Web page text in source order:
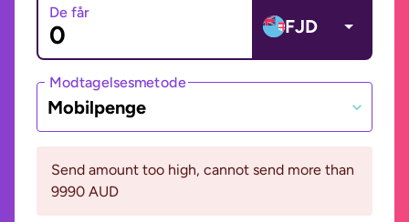
De får
FJD
Modtagelsesmetode
Mobilpenge
Send amount too high, cannot send more than
9990 AUD